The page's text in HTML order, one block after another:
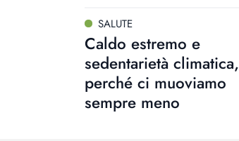
SALUTE
Caldo estremo e
sedentarietà climatica,
perché ci muoviamo
sempre meno